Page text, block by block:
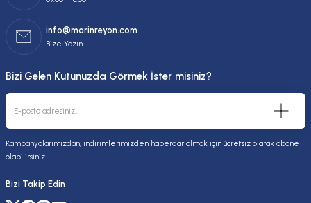
info@marinreyon.com
Bize Yazın
Bizi Gelen Kutunuzda Görmek İster misiniz?
Kampanyalarımızdan, indirimlerimizden haberdar olmak için ücretsiz olarak abone
olabilirsiniz.
Bizi Takip Edin